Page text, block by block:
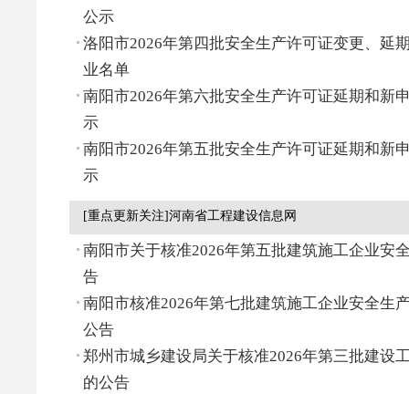
公示
洛阳市2026年第四批安全生产许可证变更、延
业名单
南阳市2026年第六批安全生产许可证延期和新
示
南阳市2026年第五批安全生产许可证延期和新
示
[重点更新关注]河南省工程建设信息网
南阳市关于核准2026年第五批建筑施工企业安
告
南阳市核准2026年第七批建筑施工企业安全生
公告
郑州市城乡建设局关于核准2026年第三批建设
的公告